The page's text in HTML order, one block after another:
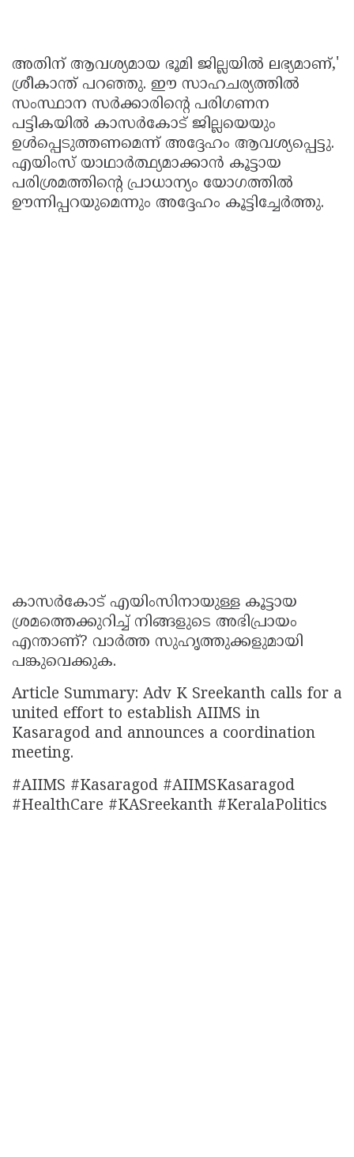
അതിന് ആവശ്യമായ ഭൂമി ജില്ലയിൽ ലഭ്യമാണ്,'
ശ്രീകാന്ത് പറഞ്ഞു. ഈ സാഹചര്യത്തിൽ
സംസ്ഥാന സർക്കാരിന്റെ പരിഗണന
പട്ടികയിൽ കാസർകോട് ജില്ലയെയും
ഉൾപ്പെടുത്തണമെന്ന് അദ്ദേഹം ആവശ്യപ്പെട്ടു.
എയിംസ് യാഥാർത്ഥ്യമാക്കാൻ കൂട്ടായ
പരിശ്രമത്തിന്റെ പ്രാധാന്യം യോഗത്തിൽ
ഊന്നിപ്പറയുമെന്നും അദ്ദേഹം കൂട്ടിച്ചേർത്തു.
കാസർകോട് എയിംസിനായുള്ള കൂട്ടായ
ശ്രമത്തെക്കുറിച്ച് നിങ്ങളുടെ അഭിപ്രായം
എന്താണ്? വാർത്ത സുഹൃത്തുക്കളുമായി
പങ്കുവെക്കുക.
Article Summary: Adv K Sreekanth calls for a
united effort to establish AIIMS in
Kasaragod and announces a coordination
meeting.
#AIIMS #Kasaragod #AIIMSKasaragod
#HealthCare #KASreekanth #KeralaPolitics